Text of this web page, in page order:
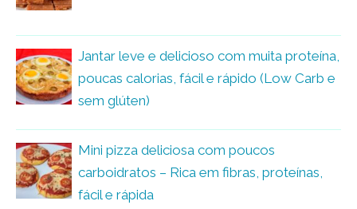
Jantar leve e delicioso com muita proteína,
poucas calorias, fácil e rápido (Low Carb e
sem glúten)
Mini pizza deliciosa com poucos
carboidratos – Rica em fibras, proteínas,
fácil e rápida